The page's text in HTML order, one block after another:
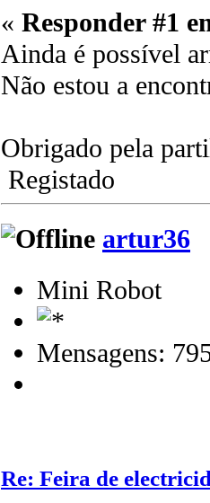
« Responder #1
Ainda é possível
Não estou a
Obrigado pela
Registado
artur36
Mini Robot
Mensagens:
Re: Feira de